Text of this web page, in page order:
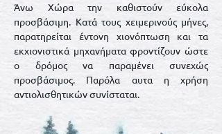
Άνω Χώρα την καθιστούν εύκολα
προσβάσιμη. Κατά τους χειμερινούς μήνες,
παρατηρείται έντονη χιονόπτωση και τα
εκχιονιστικά μηχανήματα φροντίζουν ώστε
ο δρόμος να παραμένει συνεχώς
προσβάσιμος. Παρόλα αυτα η χρήση
αντιολισθητικών συνίσταται.